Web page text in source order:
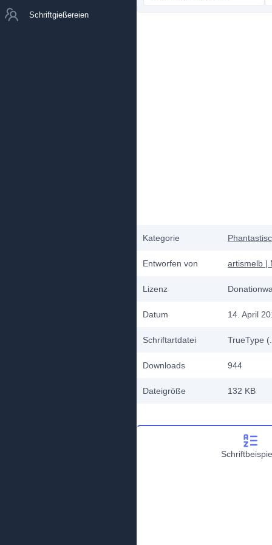
Schriftgießereien
Kategorie
Entworfen von artismelb |
Lizenz
Datum 14. April
Schriftartdatei TrueType
Downloads 944
Dateigröße 132 KB